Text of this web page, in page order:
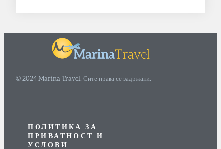
© 2024 Marina Travel. Сите права се задржани.
ПОЛИТИКА ЗА
ПРИВАТНОСТ И
УСЛОВИ